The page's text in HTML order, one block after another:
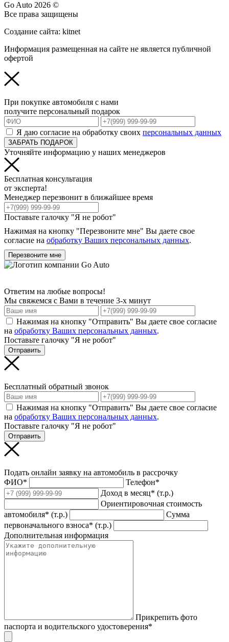
Go Auto 2026 ©
Все права защищены
Создание сайта: kitnet
Информация размещенная на сайте не является публичной
офертой
При покупке автомобиля с нами
получите персональный подарок
Я даю согласие на обработку своих персональных данных
ЗАБРАТЬ ПОДАРОК
Уточняйте информацию у наших менеджеров
Бесплатная консультация
от эксперта!
Менеджер перезвонит в ближайшее время
Поставьте галочку "Я не робот"
Нажимая на кнопку "Перезвоните мне" Вы даете свое
согласие на обработку Ваших персональных данных.
Перезвоните мне
Ответим на любые вопросы!
Мы свяжемся с Вами в течение 3-х минут
Нажимая на кнопку "Отправить" Вы даете свое согласие
на обработку Ваших персональных данных.
Поставьте галочку "Я не робот"
Отправить
Бесплатный обратный звонок
Нажимая на кнопку "Отправить" Вы даете свое согласие
на обработку Ваших персональных данных.
Поставьте галочку "Я не робот"
Отправить
Подать онлайн заявку на автомобиль в рассрочку
ФИО*
Телефон*
Доход в месяц* (т.р.)
Ориентировочная стоимость
автомобиля* (т.р.)
Сумма
первоначального взноса* (т.р.)
Дополнительная информация
Прикрепить фото
паспорта и водительского удостоверения*